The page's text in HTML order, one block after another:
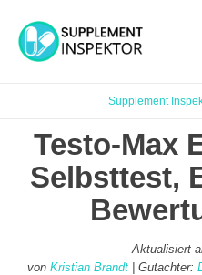
Supplement
Testo-Max
Selbsttest,
Aktualisiert
von Kristian Brandt | Gutachter: